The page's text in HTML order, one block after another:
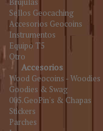
Sellos Geocaching
Accesorios Geocoins
Instrumentos
Equipo T5
Otro
Accesorios
Wood Geocoins - Woodies
Goodies & Swag
005.GeoPin's & Chapas
Stickers
Parches